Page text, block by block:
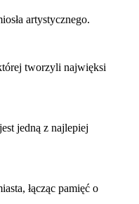
artystycznego.
tworzyli najwięksi
jedną z najlepiej
łącząc pamięć o